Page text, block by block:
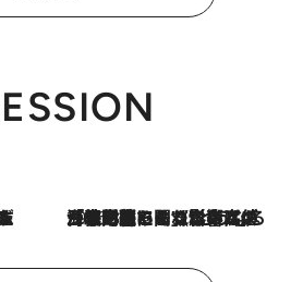
2026.8.3
「住宅建てられない…」「サーチャージ料の高値が続いている」ホルムズ海峡封鎖による影響はいつまで続く？《エネルギー専門家に聞く“どうなる日本の暮らし”》